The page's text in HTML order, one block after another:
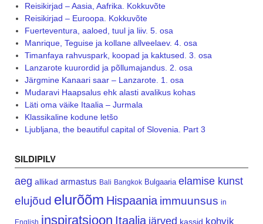
Reisikirjad – Aasia, Aafrika. Kokkuvõte
Reisikirjad – Euroopa. Kokkuvõte
Fuerteventura, aaloed, tuul ja liiv. 5. osa
Manrique, Teguise ja kollane allveelaev. 4. osa
Timanfaya rahvuspark, koopad ja kaktused. 3. osa
Lanzarote kuurordid ja põllumajandus. 2. osa
Järgmine Kanaari saar – Lanzarote. 1. osa
Mudaravi Haapsalus ehk alasti avalikus kohas
Läti oma väike Itaalia – Jurmala
Klassikaline kodune letšo
Ljubljana, the beautiful capital of Slovenia. Part 3
SILDIPILV
aeg allikad armastus Bali Bangkok Bulgaaria elamise kunst
elujõud elurõõm Hispaania immuunsus in
English inspiratsioon Itaalia järved kassid kohvik